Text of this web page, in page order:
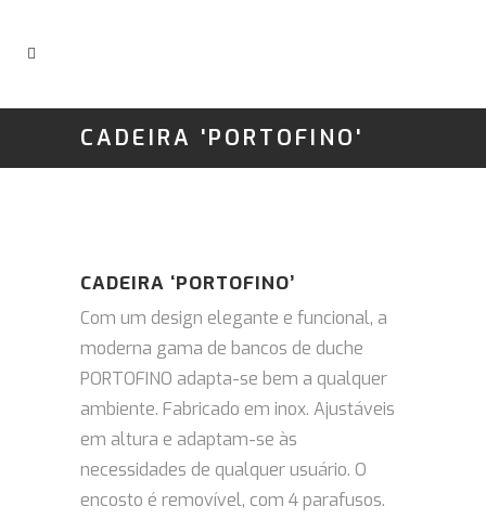
CADEIRA 'PORTOFINO'
CADEIRA ‘PORTOFINO’
Com um design elegante e funcional, a
moderna gama de bancos de duche
PORTOFINO adapta-se bem a qualquer
ambiente. Fabricado em inox. Ajustáveis ​​
em altura e adaptam-se às
necessidades de qualquer usuário. O
encosto é removível, com 4 parafusos.